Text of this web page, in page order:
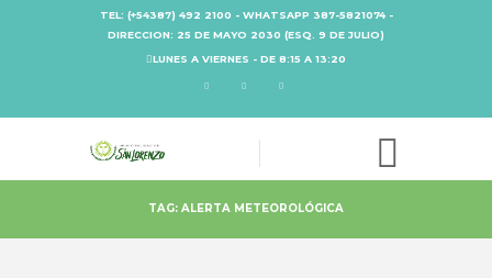
TEL: (+54387) 492 2100 - WHATSAPP 387-5821074 -
DIRECCION: 25 DE MAYO 2030 (ESQ. 9 DE JULIO)
LUNES A VIERNES - DE 8:15 A 13:20
TAG: ALERTA METEOROLÓGICA